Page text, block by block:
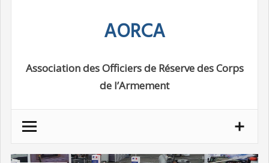
AORCA
Association des Officiers de Réserve des Corps
de l’Armement